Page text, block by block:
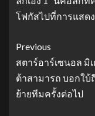
โฟกัสไปที่การแสด
Previous
สตาร์อาร์เซนอล มิ
ต้าสามารถ บอกใบ้
ย้ายทีมครั้งต่อไป